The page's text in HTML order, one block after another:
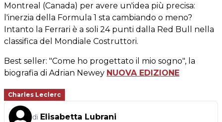
Montreal (Canada) per avere un'idea più precisa:
l'inerzia della Formula 1 sta cambiando o meno?
Intanto la Ferrari è a soli 24 punti dalla Red Bull nella
classifica del Mondiale Costruttori.
Best seller: "Come ho progettato il mio sogno", la
biografia di Adrian Newey NUOVA EDIZIONE
Charles Leclerc
di Elisabetta Lubrani